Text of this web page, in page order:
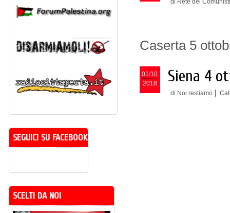
di Rete dei
Caserta 5
01/10
2018
Siena 4
di Noi restiamo
SEGUICI SU FACEBOOK
SCELTI DA NOI